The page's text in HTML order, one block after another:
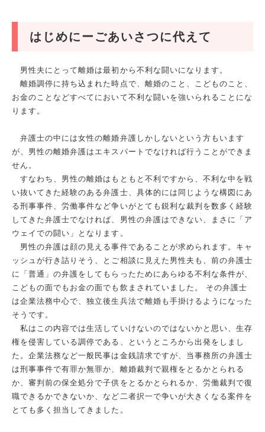
はじめにーごあいさつに代えて
男性夫にとって離婚は最初から不利な闘いになります。
離婚調停に持ち込まれた時点で、離婚のこと、こどものこと、
お金のことなどすべてにおいて不利な闘いを強いられることにな
ります。
弁護士の中には女性の離婚弁護しかしないという方もいます
が、男性の離婚弁護はエキスパートでなければ行うことができま
せん。
すなわち、男性の離婚はもともと不利ですから、不利な中を戦
い抜いてきた経験のある弁護士、具体的には同じような構図にあ
る刑事事件、労働事件など争いがとても鋭利な裁判を数多く経験
してきた弁護士でなければ、男性の弁護はできない、まさに「ア
ウェイでの闘い」となります。
男性の弁護は顔の見える事件であることが求められます。キャ
ッシュが行き詰りそう、とご相談に見えた男性夫も、前の弁護士
に「普通」の弁護をしてもらったためにあらゆる不利な条件が、
こどもの面でもお金の面でも飲まされていました。 その弁護士
は企業法務中心で、独立後生兵法で離婚も手掛けるようになった
そうです。
私はこの内容では生活していけないのではないかと思い、生存
権を侵害している調停である、というところから出発をしまし
た。企業法務など一般民事は金銭請求ですが、当事務所の弁護士
は刑事事件で有罪か無罪か、離婚裁判で親権をとるかとられる
か、審判前の保全処分で子供をとるかとられるか、労働裁判で復
職できるかできないか、など二者択一で争いが大きくなる案件を
とても多く担当してきました。